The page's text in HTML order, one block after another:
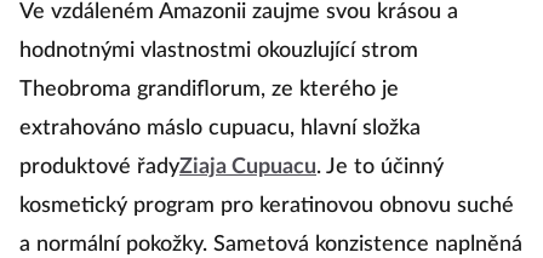
Ve vzdáleném Amazonii zaujme svou krásou a
hodnotnými vlastnostmi okouzlující strom
Theobroma grandiflorum, ze kterého je
extrahováno máslo cupuacu, hlavní složka
produktové řadyZiaja Cupuacu. Je to účinný
kosmetický program pro keratinovou obnovu suché
a normální pokožky. Sametová konzistence naplněná